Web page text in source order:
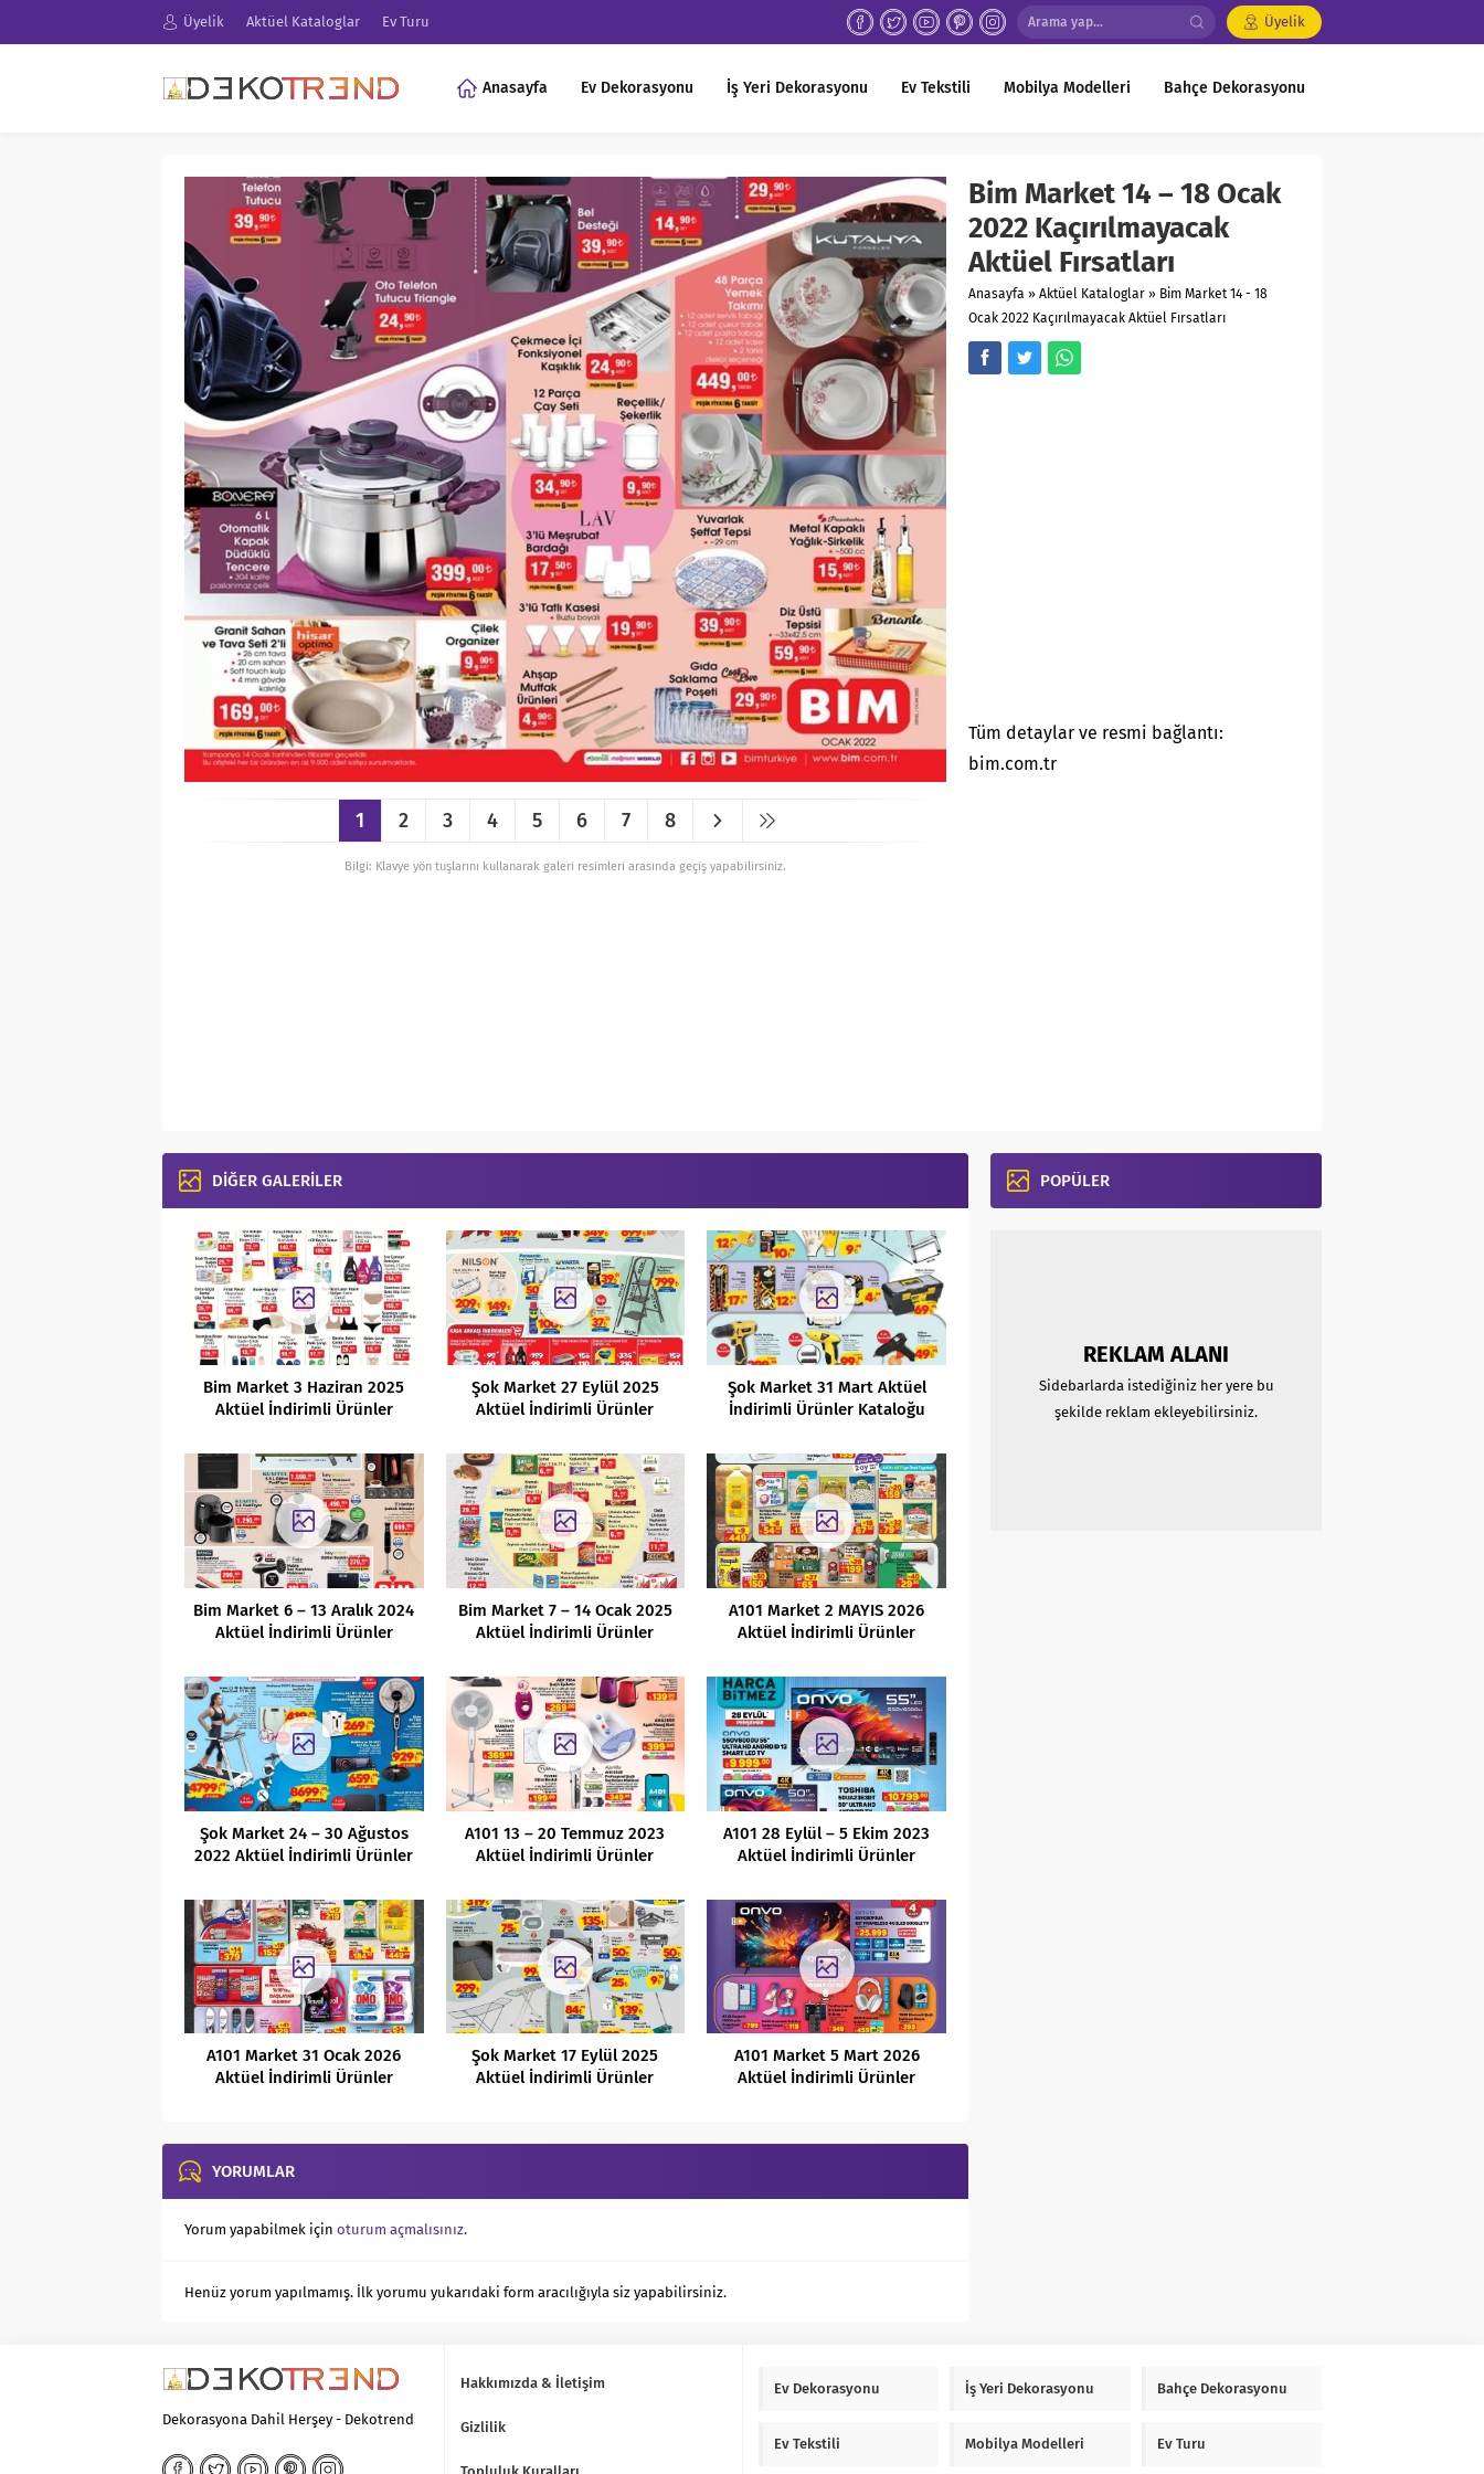
Üyelik Aktüel Kataloglar Ev Turu Üyelik
Anasayfa Ev Dekorasyonu İş Yeri Dekorasyonu Ev Tekstili Mobilya Modelleri Bahçe Dekorasyonu
1 2 3 4 5 6 7 8
Bilgi: Klavye yön tuşlarını kullanarak galeri resimleri arasında geçiş yapabilirsiniz.
Bim Market 14 – 18 Ocak
2022 Kaçırılmayacak
Aktüel Fırsatları
Anasayfa » Aktüel Kataloglar » Bim Market 14 - 18
Ocak 2022 Kaçırılmayacak Aktüel Fırsatları
Tüm detaylar ve resmi bağlantı:
bim.com.tr
DİĞER GALERİLER
Bim Market 3 Haziran 2025
Aktüel İndirimli Ürünler
Şok Market 27 Eylül 2025
Aktüel İndirimli Ürünler
Şok Market 31 Mart Aktüel
İndirimli Ürünler Kataloğu
Bim Market 6 – 13 Aralık 2024
Aktüel İndirimli Ürünler
Bim Market 7 – 14 Ocak 2025
Aktüel İndirimli Ürünler
A101 Market 2 MAYIS 2026
Aktüel İndirimli Ürünler
Şok Market 24 – 30 Ağustos
2022 Aktüel İndirimli Ürünler
A101 13 – 20 Temmuz 2023
Aktüel İndirimli Ürünler
A101 28 Eylül – 5 Ekim 2023
Aktüel İndirimli Ürünler
A101 Market 31 Ocak 2026
Aktüel İndirimli Ürünler
Şok Market 17 Eylül 2025
Aktüel İndirimli Ürünler
A101 Market 5 Mart 2026
Aktüel İndirimli Ürünler
YORUMLAR
Yorum yapabilmek için oturum açmalısınız.
Henüz yorum yapılmamış. İlk yorumu yukarıdaki form aracılığıyla siz yapabilirsiniz.
POPÜLER
REKLAM ALANI
Sidebarlarda istediğiniz her yere bu
şekilde reklam ekleyebilirsiniz.
Dekorasyona Dahil Herşey - Dekotrend
Hakkımızda & İletişim
Gizlilik
Ev Dekorasyonu İş Yeri Dekorasyonu Bahçe Dekorasyonu
Ev Tekstili Mobilya Modelleri Ev Turu